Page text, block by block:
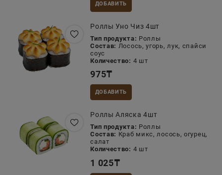
ДОБАВИТЬ
Роллы Уно Чиз 4шт
Тип продукта: Роллы
Состав: Лосось, угорь, лук, спайси
соус
Количество: 4 шт
975₸
ДОБАВИТЬ
Роллы Аляска 4шт
Тип продукта: Роллы
Состав: Краб микс, лосось, огурец,
салат
Количество: 4 шт
1 025₸